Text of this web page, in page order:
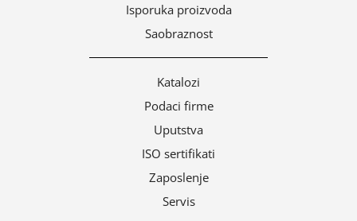
Isporuka proizvoda
Saobraznost
Katalozi
Podaci firme
Uputstva
ISO sertifikati
Zaposlenje
Servis